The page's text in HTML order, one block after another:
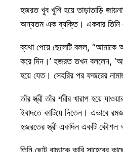
হজরত খুব খুশি হয়ে তাড়াতাড়ি
অন্যতম এক ব্যক্তি। একবার তিনি এক
ব্যথা পেয়ে ছেলেটি বলল, “আমাকে
করে দিন।’ হজরত তখন বললেন,
হয়ে যেত। সেহরির পর ফজরের
তাঁর স্ত্রী তাঁর শরীর খারাপ হয়ে
ইবাদতে কাটিয়ে দিতেন। এভাবে
হজরতের স্ত্রী একদিন একটি
তিনি ছোট বাচ্চাকে কারি